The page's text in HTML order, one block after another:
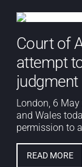
Court of
attempt
judgment
London, 6
and Wales
permission to
READ MORE